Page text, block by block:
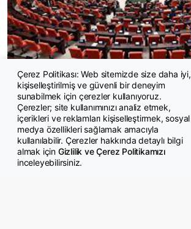
Şehit yakını ve gazilere 52 bin 608 istihdam
Çerez Politikası: Web sitemizde size daha iyi,
kişiselleştirilmiş ve güvenli bir deneyim
sunabilmek için çerezler kullanıyoruz.
Çerezler; site kullanımınızı analiz etmek,
içerikleri ve reklamları kişiselleştirmek, sosyal
medya özellikleri sağlamak amacıyla
kullanılabilir. Çerezler hakkında detaylı bilgi
almak için Gizlilik ve Çerez Politikamızı
inceleyebilirsiniz.